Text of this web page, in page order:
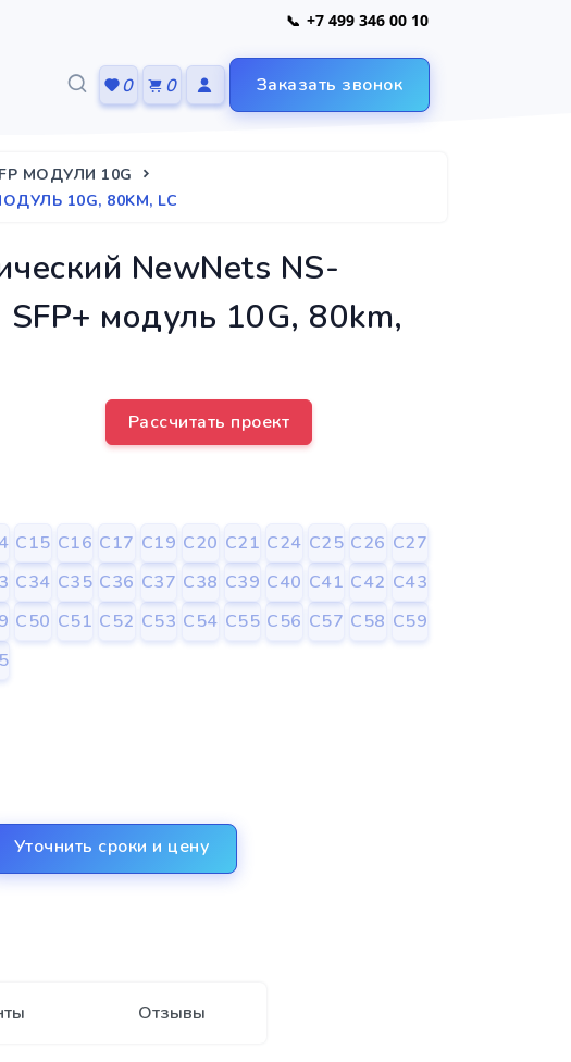
+7 499 346 00 10
0 0 Заказать звонок
МОДУЛИ 10G
10G, 80KM, LC
NewNets NS-
SFP+ модуль 10G, 80km,
Рассчитать проект
С15 С16 С17 С19 С20 С21 С24 С25 С26 С27
С34 С35 С36 С37 С38 С39 С40 С41 С42 С43
С50 С51 С52 С53 С54 С55 С56 С57 С58 С59
Уточнить сроки и цену
Отзывы